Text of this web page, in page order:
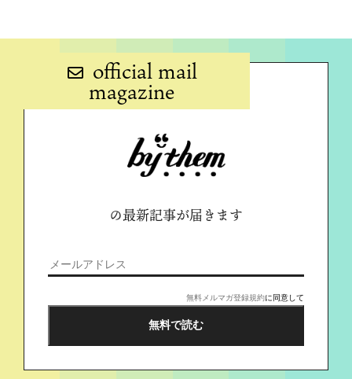
official mail
magazine
の最新記事が届きます
無料メルマガ登録規約に同意して